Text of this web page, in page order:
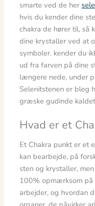
smarte ved de her
hvis du kender dine
chakra de hører til, så
dine krystaller ved at
symboler. kender du
ud fra farven på dine
længere nede, under
Selenitstenen er bleg
græske gudinde
Hvad er et
Et Chakra punkt er et
kan bearbejde, på
sten og krystaller,
100% opmærksom på
arbejder, og hvordan